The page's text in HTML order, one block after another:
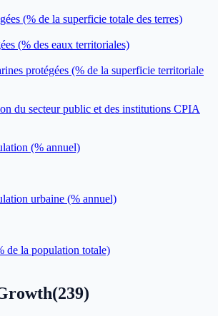
(% de la superficie totale des terres)
(% des eaux territoriales)
protégées (% de la superficie territoriale
du secteur public et des institutions CPIA
(% annuel)
urbaine (% annuel)
de la population totale)
(239)